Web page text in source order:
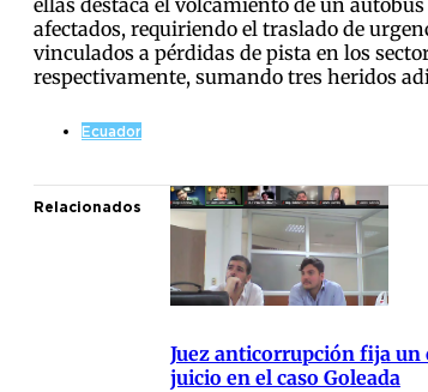
ellas destaca el volcamiento de un
afectados, requiriendo el traslado de
vinculados a pérdidas de pista en los
respectivamente, sumando tres heridos
Ecuador
Relacionados
Juez anticorrupción fija un
juicio en el caso Goleada